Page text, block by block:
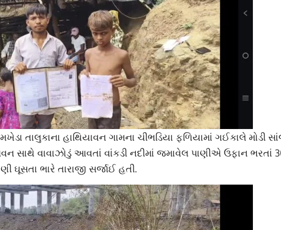
તાલુકાના હાથિયાવન ગામના ચીભડિયા ફળિયામાં ગઈકાલે મોડી
સાથે વાવાઝોડું આવતાં વાંકડી નદીમાં જમાવેલ પાણીએ ઉફાન ભરતાં
ઘૂસતા ભારે તારાજી સર્જાઈ હતી.